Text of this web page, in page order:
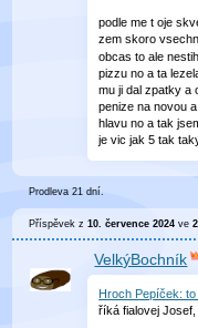
podle me t oje
zem skoro
obcas to ale
pizzu no a ta
mu ji dal zpatky a
penize na novou
hlavu no a tak
je vic jak 5 tak
Prodleva 21 dní.
Příspěvek z10. července 2024 ve
VelkýBochník
Hroch Pepíček:
říká fialovej